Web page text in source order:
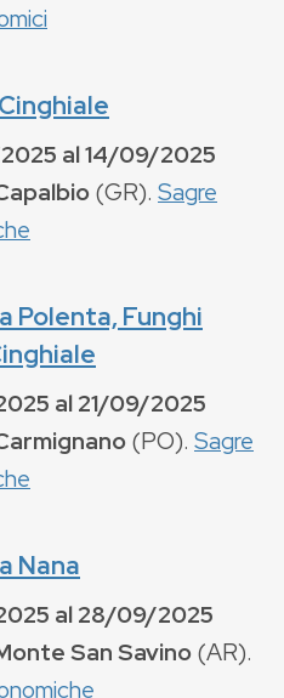
al14/09/2025
(GR). Sagre
Polenta, Funghi
al21/09/2025
(PO). Sagre
Nana
al28/09/2025
San Savino(AR).